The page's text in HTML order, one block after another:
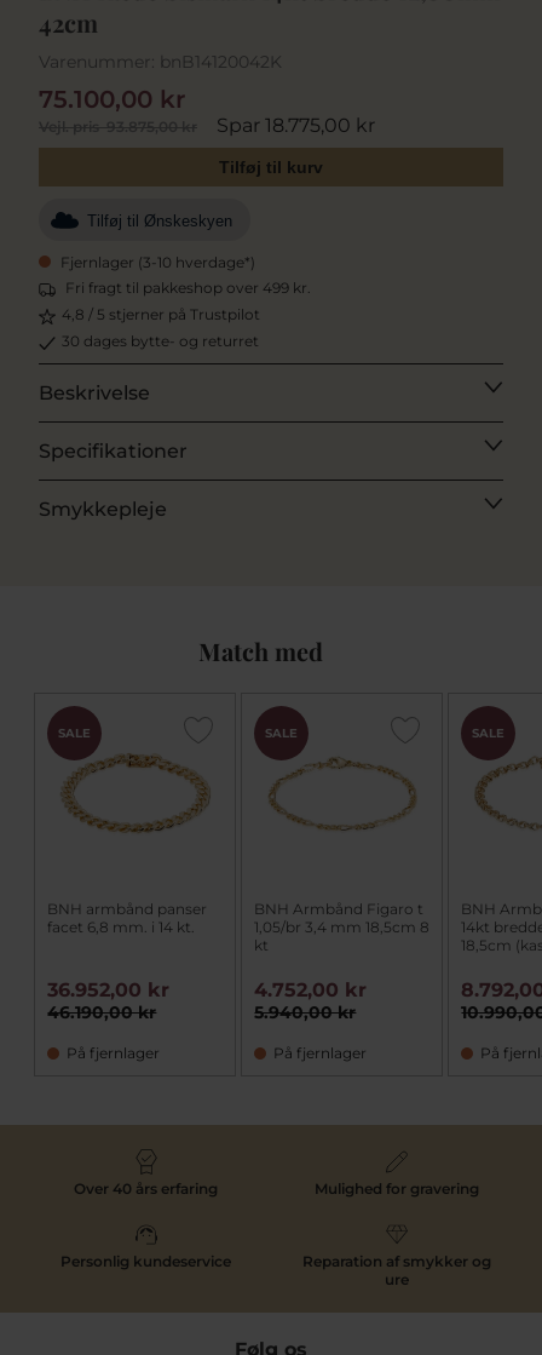
42cm
Varenummer: bnB14120042K
Vejl. pris93.875,00 kr Spar 18.775,00 kr
75.100,00 kr
Tilføj til kurv
Tilføj til Ønskeskyen
Fjernlager (3-10 hverdage*)
Fri fragt til pakkeshop over 499 kr.
4,8 / 5 stjerner på Trustpilot
30 dages bytte- og returret
Beskrivelse
Specifikationer
Smykkepleje
Match med
SALE
BNH armbånd panser
facet 6,8 mm. i 14 kt.
46.190,00 kr
36.952,00 kr
På fjernlager
SALE
BNH Armbånd Figaro t
1,05/br 3,4 mm 18,5cm 8
kt
5.940,00 kr
4.752,00 kr
På fjernlager
SALE
BNH
14kt
18,5cm
På
Over 40 års erfaring Mulighed for gravering
Personlig kundeservice
Reparation af smykker og
ure
Følg os